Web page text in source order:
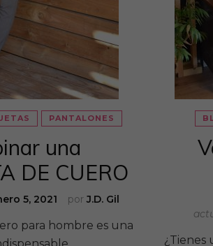
PANTALONES
una
DE CUERO
porJ.D. Gil
5, 2021
para hombre es una
¿Tienes